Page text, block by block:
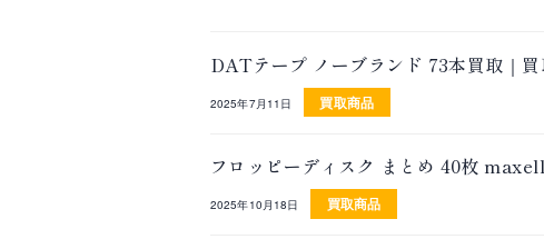
DATテープ ノーブランド 73本買取｜買
2025年7月11日 買取商品
フロッピーディスク まとめ 40枚
2025年10月18日 買取商品